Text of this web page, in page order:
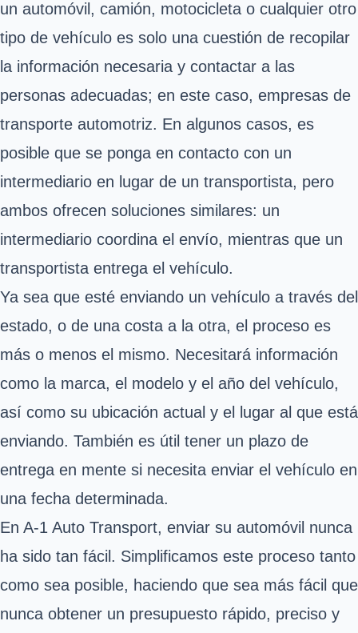
un automóvil, camión, motocicleta o cualquier otro
tipo de vehículo es solo una cuestión de recopilar
la información necesaria y contactar a las
personas adecuadas; en este caso, empresas de
transporte automotriz. En algunos casos, es
posible que se ponga en contacto con un
intermediario en lugar de un transportista, pero
ambos ofrecen soluciones similares: un
intermediario coordina el envío, mientras que un
transportista entrega el vehículo.
Ya sea que esté enviando un vehículo a través del
estado, o de una costa a la otra, el proceso es
más o menos el mismo. Necesitará información
como la marca, el modelo y el año del vehículo,
así como su ubicación actual y el lugar al que está
enviando. También es útil tener un plazo de
entrega en mente si necesita enviar el vehículo en
una fecha determinada.
En A-1 Auto Transport, enviar su automóvil nunca
ha sido tan fácil. Simplificamos este proceso tanto
como sea posible, haciendo que sea más fácil que
nunca obtener un presupuesto rápido, preciso y